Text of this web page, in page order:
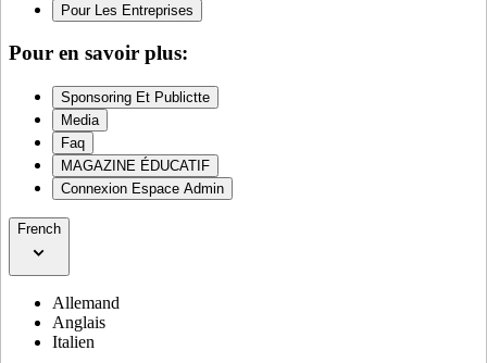
Pour Les Entreprises
Pour en savoir plus:
Sponsoring Et Publictte
Media
Faq
MAGAZINE ÉDUCATIF
Connexion Espace Admin
French
Allemand
Anglais
Italien